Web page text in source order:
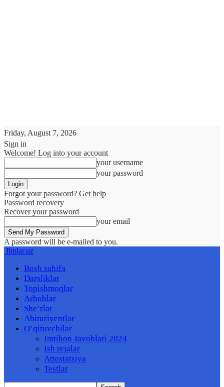
Friday, August 7, 2026
Sign in
Welcome! Log into your account
your username
your password
Forgot your password? Get help
Password recovery
Recover your password
your email
A password will be e-mailed to you.
Ilmlar.uz
Bosh sahifa
Darsliklar
Topishmoqlar
Arboblar
She’rlar
Abituriyentlar
O’qituvchilar
Imtihon Javoblari 2024
Ish rejalar
Attestatsiya
Testlar